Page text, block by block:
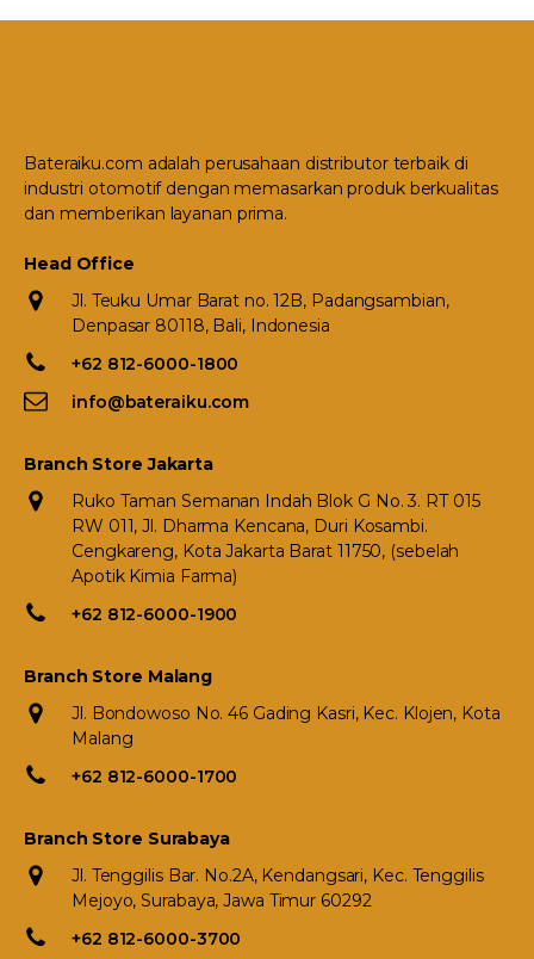
Bateraiku.com adalah perusahaan distributor terbaik di
industri otomotif dengan memasarkan produk berkualitas
dan memberikan layanan prima.
Head Office
Jl. Teuku Umar Barat no. 12B, Padangsambian,
Denpasar 80118, Bali, Indonesia
+62 812-6000-1800
info@bateraiku.com
Branch Store Jakarta
Ruko Taman Semanan Indah Blok G No. 3. RT 015
RW 011, Jl. Dharma Kencana, Duri Kosambi.
Cengkareng, Kota Jakarta Barat 11750, (sebelah
Apotik Kimia Farma)
+62 812-6000-1900
Branch Store Malang
Jl. Bondowoso No. 46 Gading Kasri, Kec. Klojen, Kota
Malang
+62 812-6000-1700
Branch Store Surabaya
Jl. Tenggilis Bar. No.2A, Kendangsari, Kec. Tenggilis
Mejoyo, Surabaya, Jawa Timur 60292
+62 812-6000-3700